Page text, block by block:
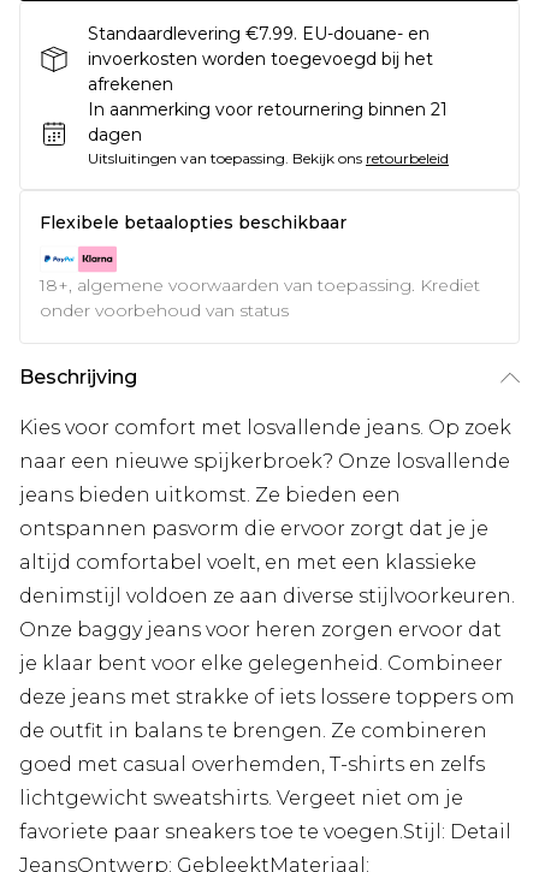
Standaardlevering €7.99. EU-douane- en
invoerkosten worden toegevoegd bij het
afrekenen
In aanmerking voor retournering binnen 21
dagen
Uitsluitingen van toepassing. Bekijk ons retourbeleid
Flexibele betaalopties beschikbaar
18+, algemene voorwaarden van toepassing. Krediet
onder voorbehoud van status
Beschrijving
Kies voor comfort met losvallende jeans. Op zoek
naar een nieuwe spijkerbroek? Onze losvallende
jeans bieden uitkomst. Ze bieden een
ontspannen pasvorm die ervoor zorgt dat je je
altijd comfortabel voelt, en met een klassieke
denimstijl voldoen ze aan diverse stijlvoorkeuren.
Onze baggy jeans voor heren zorgen ervoor dat
je klaar bent voor elke gelegenheid. Combineer
deze jeans met strakke of iets lossere toppers om
de outfit in balans te brengen. Ze combineren
goed met casual overhemden, T-shirts en zelfs
lichtgewicht sweatshirts. Vergeet niet om je
favoriete paar sneakers toe te voegen.Stijl: Detail
JeansOntwerp: GebleektMateriaal: